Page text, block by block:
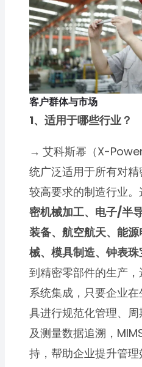
客户群体与市场
1、适用于哪些行业？
→艾科斯幂（X-
统广泛适用于所有对
较高要求的制造行业
密机械加工、电子/半
装备、航空航天、能
械、模具制造、钟表珠
到精密零部件的生产
系统集成，只要企业
具进行规范化管理、
及测量数据追溯，
持，帮助企业提升管理